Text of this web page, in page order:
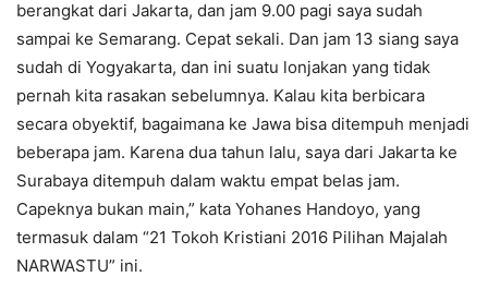
berangkat dari Jakarta, dan jam 9.00 pagi saya sudah
sampai ke Semarang. Cepat sekali. Dan jam 13 siang saya
sudah di Yogyakarta, dan ini suatu lonjakan yang tidak
pernah kita rasakan sebelumnya. Kalau kita berbicara
secara obyektif, bagaimana ke Jawa bisa ditempuh menjadi
beberapa jam. Karena dua tahun lalu, saya dari Jakarta ke
Surabaya ditempuh dalam waktu empat belas jam.
Capeknya bukan main,” kata Yohanes Handoyo, yang
termasuk dalam “21 Tokoh Kristiani 2016 Pilihan Majalah
NARWASTU” ini.